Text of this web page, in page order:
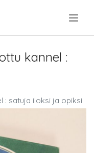
kannel :
: satuja iloksi ja opiksi